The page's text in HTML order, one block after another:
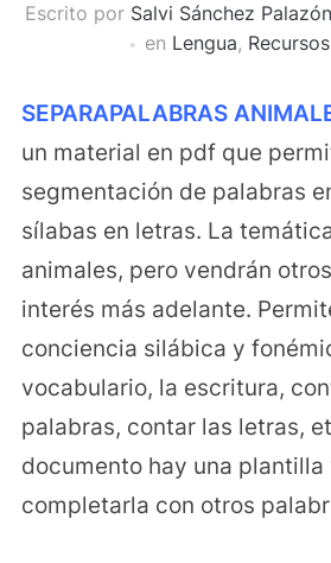
Escrito por Salvi Sánchez Palazón
en Lengua,
SEPARAPALABRAS
un material en pdf que
segmentación de palabras
sílabas en letras. La
animales, pero vendrán
interés más adelante.
conciencia silábica y
vocabulario, la escritura,
palabras, contar las letras,
documento hay una plantilla
completarla con otros